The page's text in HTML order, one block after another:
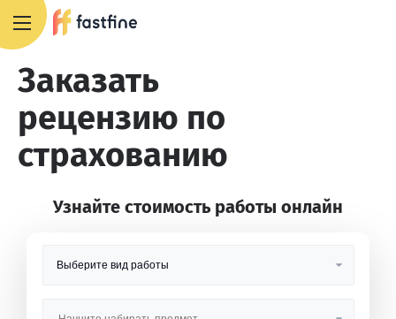
Заказать
рецензию по
страхованию
Узнайте стоимость работы онлайн